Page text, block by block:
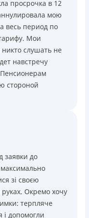
банкинг)
в день для
30 дней (после
ИНН, номер
карту сразу после
о предоставлении
клиентам на
лояльности
клиентов
Telegram,
просрочка в 12
мою
весь период по
Мои
слушать не
навстречу
стороной
заявки до
зі своєю
Окремо хочу
терпляче
допомогли